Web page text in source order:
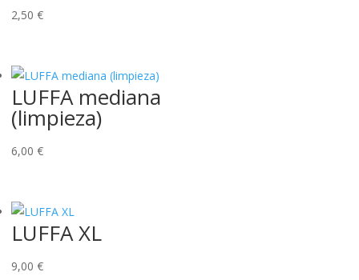
2,50 €
LUFFA mediana
(limpieza)
6,00 €
LUFFA XL
9,00 €